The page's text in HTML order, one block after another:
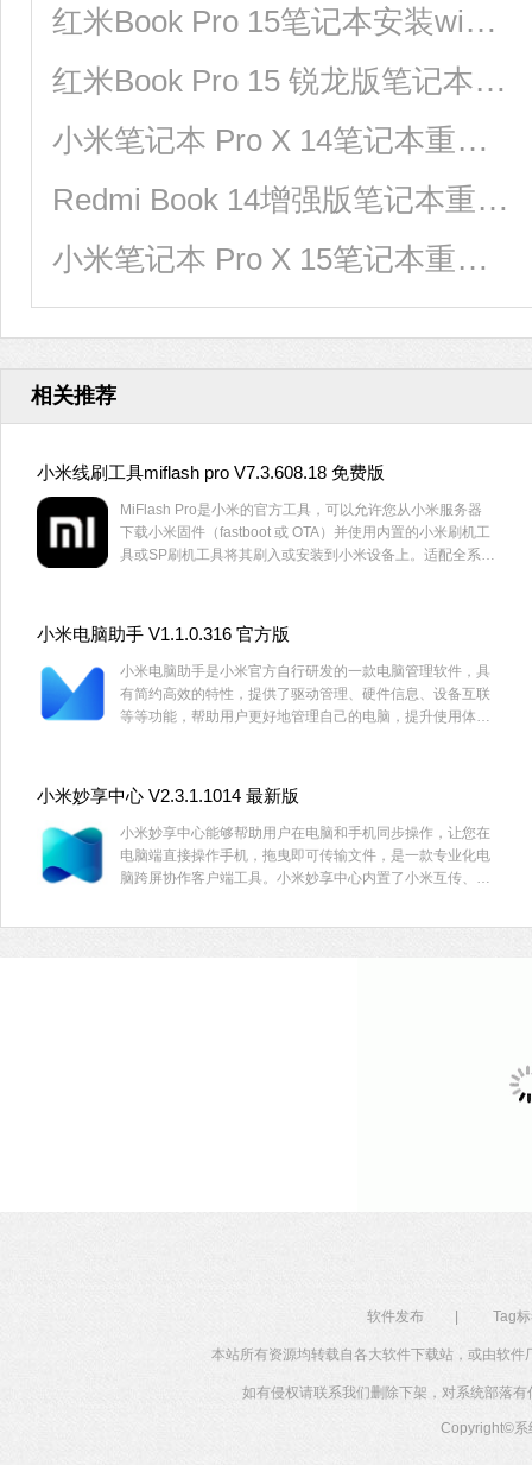
红米Book Pro 15笔记本安装win11系统教程
红米Book Pro 15 锐龙版笔记本安装win7系统教程
小米笔记本 Pro X 14笔记本重装win7系统教程
Redmi Book 14增强版笔记本重装win11系统教程
小米笔记本 Pro X 15笔记本重装win11系统教程
相关推荐
小米线刷工具miflash pro V7.3.608.18 免费版
MiFlash Pro是小米的官方工具，可以允许您从小米服务器
下载小米固件（fastboot 或 OTA）并使用内置的小米刷机工
具或SP刷机工具将其刷入或安装到小米设备上。适配全系列
小米电脑助手 V1.1.0.316 官方版
小米电脑助手是小米官方自行研发的一款电脑管理软件，具
有简约高效的特性，提供了驱动管理、硬件信息、设备互联
等等功能，帮助用户更好地管理自己的电脑，提升使用体
小米妙享中心 V2.3.1.1014 最新版
小米妙享中心能够帮助用户在电脑和手机同步操作，让您在
电脑端直接操作手机，拖曳即可传输文件，是一款专业化电
脑跨屏协作客户端工具。小米妙享中心内置了小米互传、语
软件发布 Tag
本站所有资源均转载自各大软件下载站，或由软
如有侵权请联系我们删除下架，对系统部落
Copyright©系